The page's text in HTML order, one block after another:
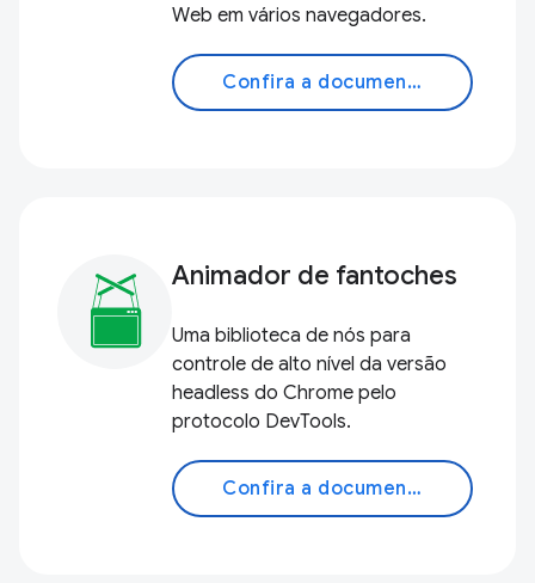
Web em vários navegadores.
Confira a documentação
Animador de fantoches
Uma biblioteca de nós para
controle de alto nível da versão
headless do Chrome pelo
protocolo DevTools.
Confira a documentação